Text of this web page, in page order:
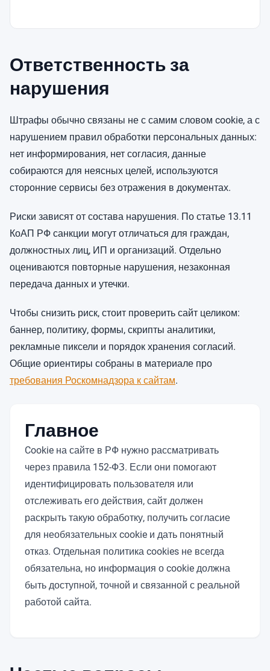
Ответственность за
нарушения
Штрафы обычно связаны не с самим словом cookie, а с
нарушением правил обработки персональных данных:
нет информирования, нет согласия, данные
собираются для неясных целей, используются
сторонние сервисы без отражения в документах.
Риски зависят от состава нарушения. По статье 13.11
КоАП РФ санкции могут отличаться для граждан,
должностных лиц, ИП и организаций. Отдельно
оцениваются повторные нарушения, незаконная
передача данных и утечки.
Чтобы снизить риск, стоит проверить сайт целиком:
баннер, политику, формы, скрипты аналитики,
рекламные пиксели и порядок хранения согласий.
Общие ориентиры собраны в материале про
требования Роскомнадзора к сайтам.
Главное
Cookie на сайте в РФ нужно рассматривать
через правила 152-ФЗ. Если они помогают
идентифицировать пользователя или
отслеживать его действия, сайт должен
раскрыть такую обработку, получить согласие
для необязательных cookie и дать понятный
отказ. Отдельная политика cookies не всегда
обязательна, но информация о cookie должна
быть доступной, точной и связанной с реальной
работой сайта.